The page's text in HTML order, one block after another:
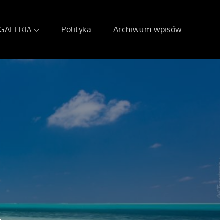
Polityka Archiwum wpisów